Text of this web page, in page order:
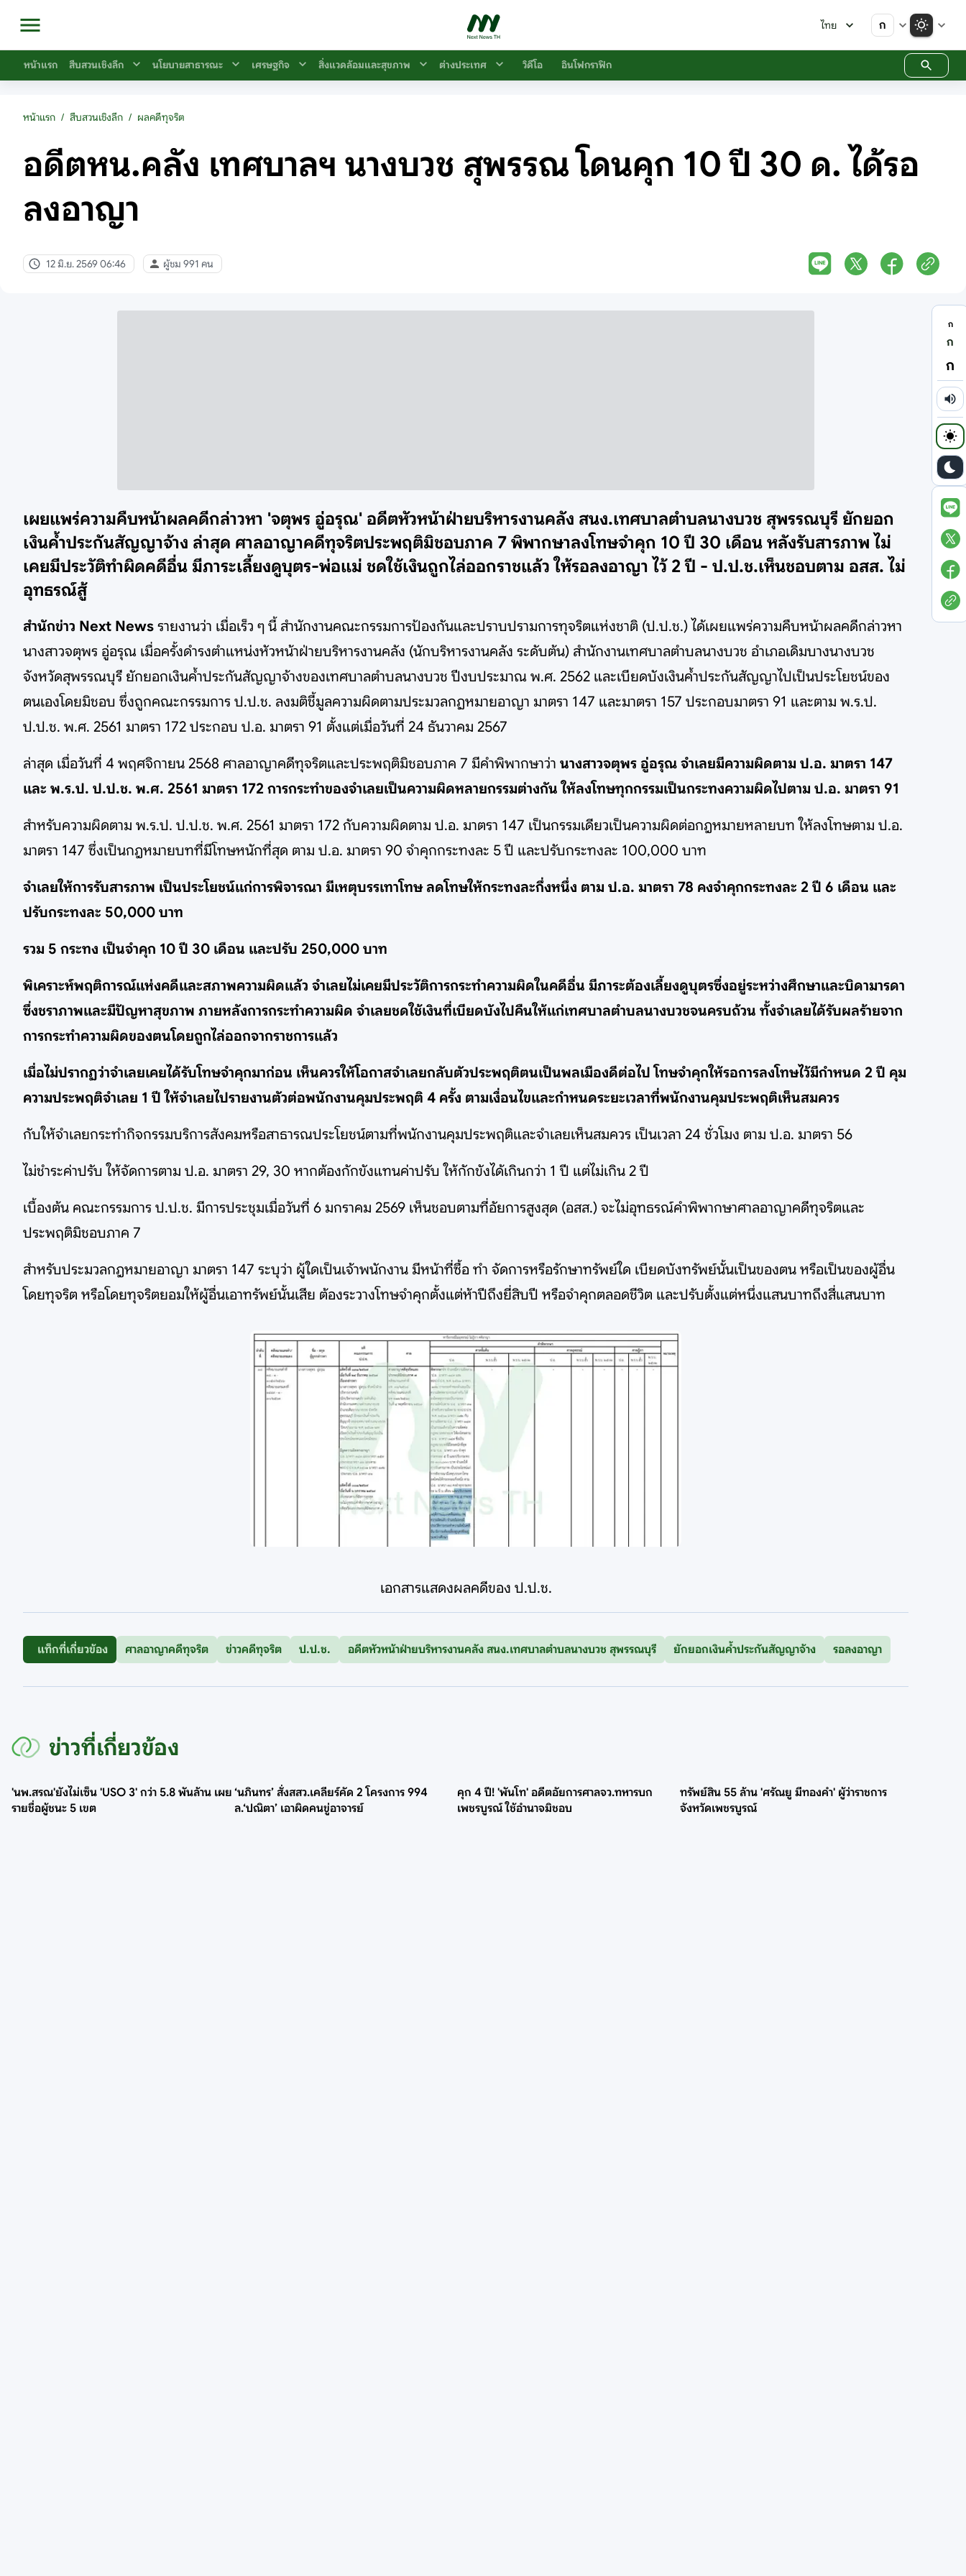
ไทย ก
หน้าแรก สืบสวนเชิงลึก นโยบายสาธารณะ เศรษฐกิจ สิ่งแวดล้อมและสุขภาพ ต่างประเทศ วิดีโอ อินโฟกราฟิก
หน้าแรก / สืบสวนเชิงลึก / ผลคดีทุจริต
อดีตหน.คลัง เทศบาลฯ นางบวช สุพรรณ โดนคุก 10 ปี 30 ด. ได้รอ
ลงอาญา
12 มิ.ย. 2569 06:46 ผู้ชม 991 คน
เผยแพร่ความคืบหน้าผลคดีกล่าวหา 'จตุพร อู่อรุณ' อดีตหัวหน้าฝ่ายบริหารงานคลัง สนง.เทศบาลตำบลนางบวช สุพรรณบุรี ยักยอก
เงินค้ำประกันสัญญาจ้าง ล่าสุด ศาลอาญาคดีทุจริตประพฤติมิชอบภาค 7 พิพากษาลงโทษจำคุก 10 ปี 30 เดือน หลังรับสารภาพ ไม่
เคยมีประวัติทำผิดคดีอื่น มีภาระเลี้ยงดูบุตร-พ่อแม่ ชดใช้เงินถูกไล่ออกราชแล้ว ให้รอลงอาญา ไว้ 2 ปี - ป.ป.ช.เห็นชอบตาม อสส. ไม่
อุทธรณ์สู้
สำนักข่าว Next News รายงานว่า เมื่อเร็ว ๆ นี้ สำนักงานคณะกรรมการป้องกันและปราบปรามการทุจริตแห่งชาติ (ป.ป.ช.) ได้เผยแพร่ความคืบหน้าผลคดีกล่าวหา
นางสาวจตุพร อู่อรุณ เมื่อครั้งดำรงตำแหน่งหัวหน้าฝ่ายบริหารงานคลัง (นักบริหารงานคลัง ระดับต้น) สำนักงานเทศบาลตำบลนางบวช อำเภอเดิมบางนางบวช
จังหวัดสุพรรณบุรี ยักยอกเงินค้ำประกันสัญญาจ้างของเทศบาลตำบลนางบวช ปีงบประมาณ พ.ศ. 2562 และเบียดบังเงินค้ำประกันสัญญาไปเป็นประโยชน์ของ
ตนเองโดยมิชอบ ซึ่งถูกคณะกรรมการ ป.ป.ช. ลงมติชี้มูลความผิดตามประมวลกฏหมายอาญา มาตรา 147 และมาตรา 157 ประกอบมาตรา 91 และตาม พ.ร.ป.
ป.ป.ช. พ.ศ. 2561 มาตรา 172 ประกอบ ป.อ. มาตรา 91 ตั้งแต่เมื่อวันที่ 24 ธันวาคม 2567
ล่าสุด เมื่อวันที่ 4 พฤศจิกายน 2568 ศาลอาญาคดีทุจริตและประพฤติมิชอบภาค 7 มีคำพิพากษาว่า นางสาวจตุพร อู่อรุณ จำเลยมีความผิดตาม ป.อ. มาตรา 147
และ พ.ร.ป. ป.ป.ช. พ.ศ. 2561 มาตรา 172 การกระทำของจำเลยเป็นความผิดหลายกรรมต่างกัน ให้ลงโทษทุกกรรมเป็นกระทงความผิดไปตาม ป.อ. มาตรา 91
สำหรับความผิดตาม พ.ร.ป. ป.ป.ช. พ.ศ. 2561 มาตรา 172 กับความผิดตาม ป.อ. มาตรา 147 เป็นกรรมเดียวเป็นความผิดต่อกฎหมายหลายบท ให้ลงโทษตาม ป.อ.
มาตรา 147 ซึ่งเป็นกฎหมายบทที่มีโทษหนักที่สุด ตาม ป.อ. มาตรา 90 จำคุกกระทงละ 5 ปี และปรับกระทงละ 100,000 บาท
จำเลยให้การรับสารภาพ เป็นประโยชน์แก่การพิจารณา มีเหตุบรรเทาโทษ ลดโทษให้กระทงละกึ่งหนึ่ง ตาม ป.อ. มาตรา 78 คงจำคุกกระทงละ 2 ปี 6 เดือน และ
ปรับกระทงละ 50,000 บาท
รวม 5 กระทง เป็นจำคุก 10 ปี 30 เดือน และปรับ 250,000 บาท
พิเคราะห์พฤติการณ์แห่งคดีและสภาพความผิดแล้ว จำเลยไม่เคยมีประวัติการกระทำความผิดในคดีอื่น มีภาระต้องเลี้ยงดูบุตรซึ่งอยู่ระหว่างศึกษาและบิดามารดา
ซึ่งชราภาพและมีปัญหาสุขภาพ ภายหลังการกระทำความผิด จำเลยชดใช้เงินที่เบียดบังไปคืนให้แก่เทศบาลตำบลนางบวชจนครบถ้วน ทั้งจำเลยได้รับผลร้ายจาก
การกระทำความผิดของตนโดยถูกไล่ออกจากราชการแล้ว
เมื่อไม่ปรากฏว่าจำเลยเคยได้รับโทษจำคุกมาก่อน เห็นควรให้โอกาสจำเลยกลับตัวประพฤติตนเป็นพลเมืองดีต่อไป โทษจำคุกให้รอการลงโทษไว้มีกำหนด 2 ปี คุม
ความประพฤติจำเลย 1 ปี ให้จำเลยไปรายงานตัวต่อพนักงานคุมประพฤติ 4 ครั้ง ตามเงื่อนไขและกำหนดระยะเวลาที่พนักงานคุมประพฤติเห็นสมควร
กับให้จำเลยกระทำกิจกรรมบริการสังคมหรือสาธารณประโยชน์ตามที่พนักงานคุมประพฤติและจำเลยเห็นสมควร เป็นเวลา 24 ชั่วโมง ตาม ป.อ. มาตรา 56
ไม่ชำระค่าปรับ ให้จัดการตาม ป.อ. มาตรา 29, 30 หากต้องกักขังแทนค่าปรับ ให้กักขังได้เกินกว่า 1 ปี แต่ไม่เกิน 2 ปี
เบื้องต้น คณะกรรมการ ป.ป.ช. มีการประชุมเมื่อวันที่ 6 มกราคม 2569 เห็นชอบตามที่อัยการสูงสุด (อสส.) จะไม่อุทธรณ์คำพิพากษาศาลอาญาคดีทุจริตและ
ประพฤติมิชอบภาค 7
สำหรับประมวลกฎหมายอาญา มาตรา 147 ระบุว่า ผู้ใดเป็นเจ้าพนักงาน มีหน้าที่ซื้อ ทำ จัดการหรือรักษาทรัพย์ใด เบียดบังทรัพย์นั้นเป็นของตน หรือเป็นของผู้อื่น
โดยทุจริต หรือโดยทุจริตยอมให้ผู้อื่นเอาทรัพย์นั้นเสีย ต้องระวางโทษจำคุกตั้งแต่ห้าปีถึงยี่สิบปี หรือจำคุกตลอดชีวิต และปรับตั้งแต่หนึ่งแสนบาทถึงสี่แสนบาท
เอกสารแสดงผลคดีของ ป.ป.ช.
แท็กที่เกี่ยวข้อง ศาลอาญาคดีทุจริต ข่าวคดีทุจริต ป.ป.ช. อดีตหัวหน้าฝ่ายบริหารงานคลัง สนง.เทศบาลตำบลนางบวช สุพรรณบุรี ยักยอกเงินค้ำประกันสัญญาจ้าง รอลงอาญา
ก
ก
ก
ข่าวที่เกี่ยวข้อง
'นพ.สรณ'ยังไม่เซ็น 'USO 3' กว่า 5.8 พันล้าน เผย
รายชื่อผู้ชนะ 5 เขต
‘นภินทร’ สั่งสสว.เคลียร์คัด 2 โครงการ 994
ล.‘ปณิตา’ เอาผิดคนขู่อาจารย์
คุก 4 ปี! 'พันโท' อดีตอัยการศาลจว.ทหารบก
เพชรบูรณ์ ใช้อำนาจมิชอบ
ทรัพย์สิน 55 ล้าน 'ศรัณยู มีทองคำ' ผู้ว่าราชการ
จังหวัดเพชรบูรณ์